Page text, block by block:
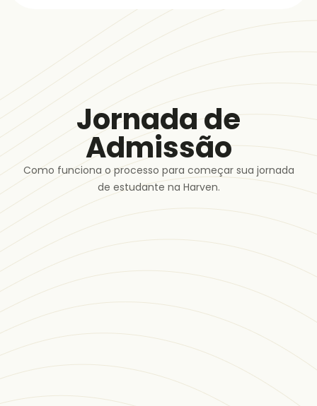
Jornada de
Admissão
Como funciona o processo para começar sua jornada
de estudante na Harven.